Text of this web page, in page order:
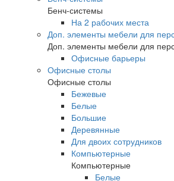
Бенч-системы
На 2 рабочих места
Доп. элементы мебели для
Доп. элементы мебели для
Офисные барьеры
Офисные столы
Офисные столы
Бежевые
Белые
Большие
Деревянные
Для двоих сотрудников
Компьютерные
Компьютерные
Белые